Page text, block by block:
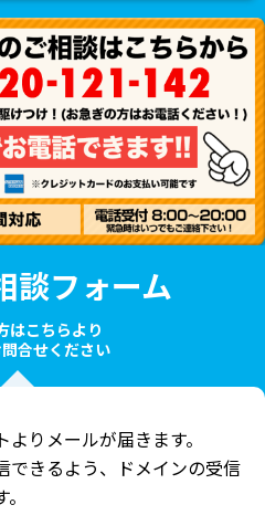
談フォーム
はこちらより
合せください
りメールが届きます。
きるよう、ドメインの受信